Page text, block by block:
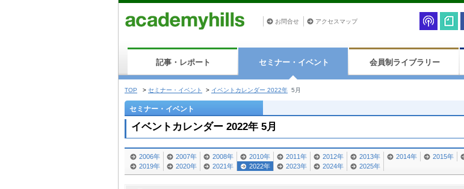
お問合せ アクセスマップ
記事・レポート セミナー・イベント 会員制ライブラリー
TOP > セミナー・イベント > イベントカレンダー 2022年 5月
セミナー・イベント
イベントカレンダー 2022年 5月
2006年 2007年 2008年 2010年 2011年 2012年 2013年 2014年 2015年
2019年
2020年 2021年 2022年 2023年 2024年 2025年